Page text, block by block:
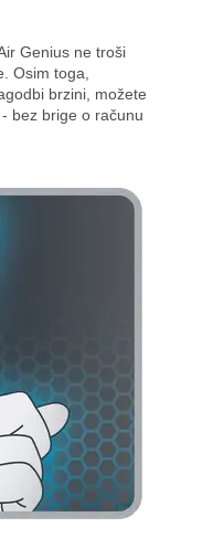
Genius ne troši
Osim toga,
brzini, možete
bez brige o računu